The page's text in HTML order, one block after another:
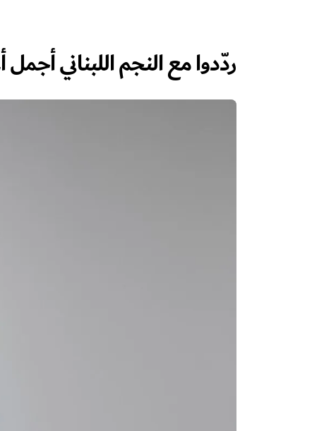
ردّدوا مع النجم اللبناني أجمل